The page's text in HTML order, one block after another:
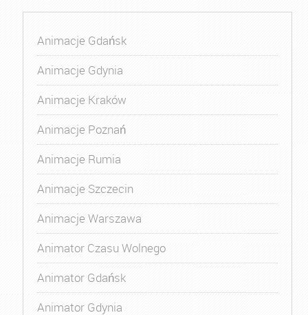
Animacje Gdańsk
Animacje Gdynia
Animacje Kraków
Animacje Poznań
Animacje Rumia
Animacje Szczecin
Animacje Warszawa
Animator Czasu Wolnego
Animator Gdańsk
Animator Gdynia